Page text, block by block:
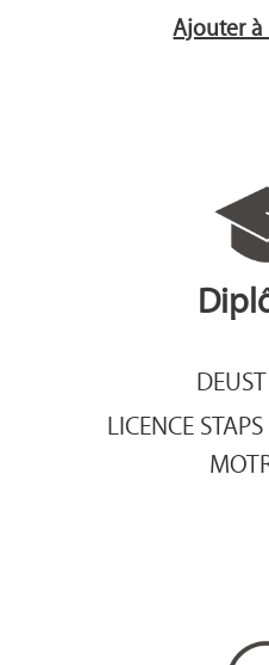
Ajouter à
LICENCE